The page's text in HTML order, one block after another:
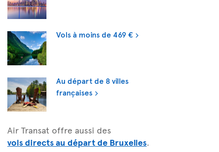
Vols à moins de 469 €
Au départ de 8 villes
françaises
Air Transat offre aussi des
vols directs au départ de Bruxelles.